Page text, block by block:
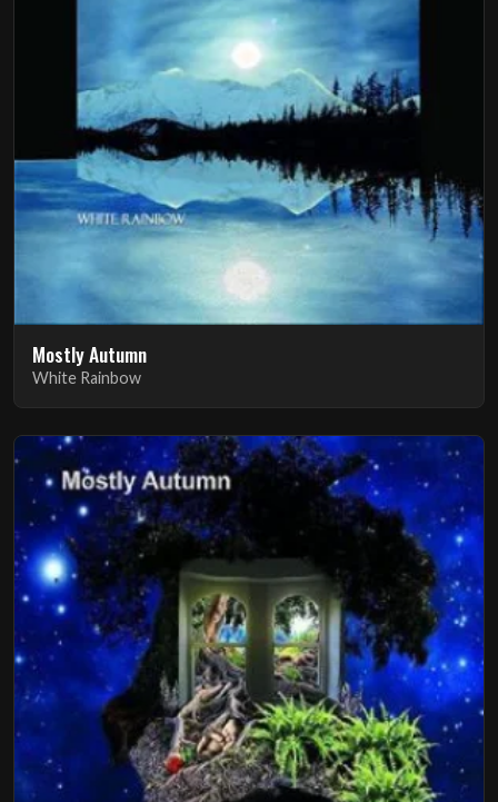
Mostly Autumn
White Rainbow